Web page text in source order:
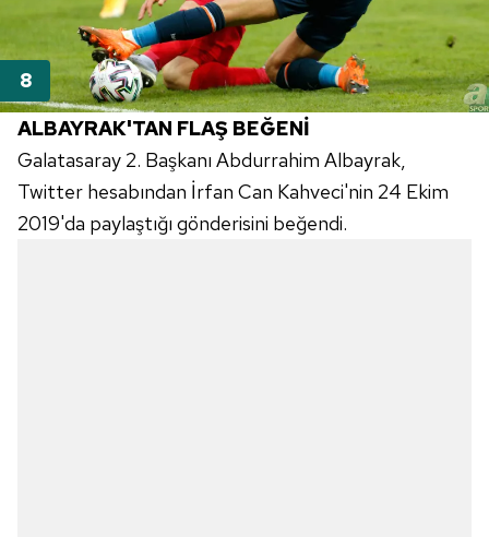
ALBAYRAK'TAN FLAŞ BEĞENİ
Galatasaray 2. Başkanı Abdurrahim Albayrak,
Twitter hesabından İrfan Can Kahveci'nin 24 Ekim
2019'da paylaştığı gönderisini beğendi.